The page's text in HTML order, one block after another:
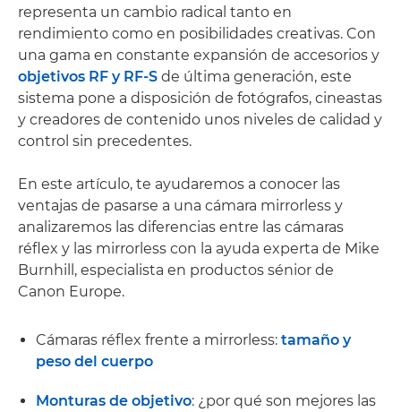
representa un cambio radical tanto en
rendimiento como en posibilidades creativas. Con
una gama en constante expansión de accesorios y
objetivos RF y RF-S de última generación, este
sistema pone a disposición de fotógrafos, cineastas
y creadores de contenido unos niveles de calidad y
control sin precedentes.
En este artículo, te ayudaremos a conocer las
ventajas de pasarse a una cámara mirrorless y
analizaremos las diferencias entre las cámaras
réflex y las mirrorless con la ayuda experta de Mike
Burnhill, especialista en productos sénior de
Canon Europe.
Cámaras réflex frente a mirrorless: tamaño y
peso del cuerpo
Monturas de objetivo: ¿por qué son mejores las